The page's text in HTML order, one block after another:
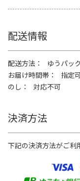
配送情報
配送方法
ゆうパック
お届け時間帯
指定
のし
対応不可
決済方法
下記の決済方法がご利